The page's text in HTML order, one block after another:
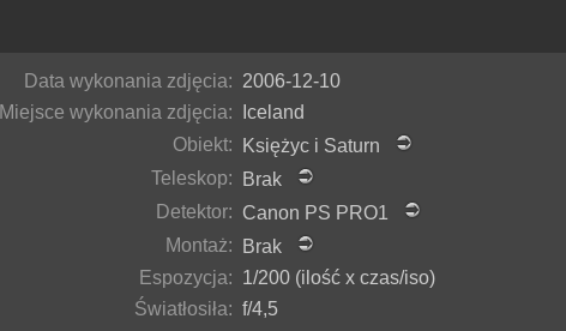
Data wykonania zdjęcia: 2006-12-10
Miejsce wykonania zdjęcia:
Iceland
Obiekt:
Księżyc i Saturn
Teleskop:
Brak
Detektor: Canon PS PRO1
Montaż:
Brak
Espozycja: 1/200 (ilość x czas/iso)
Światłosiła: f/4,5